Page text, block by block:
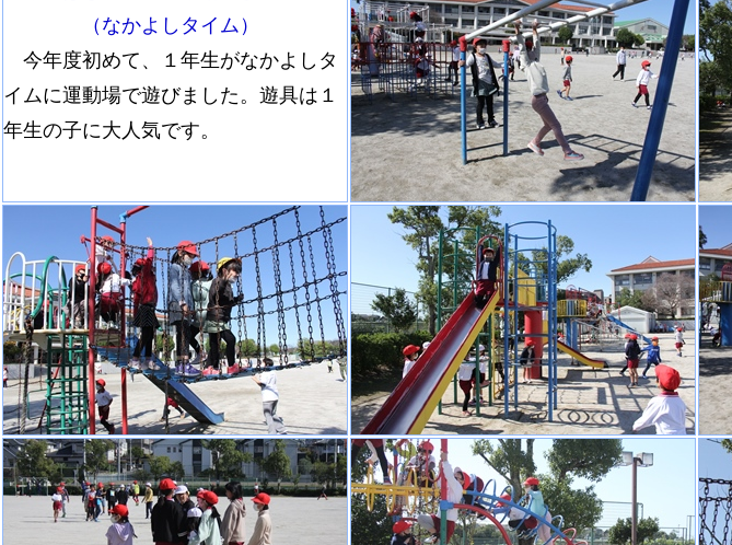
（なかよしタイム）
今年度初めて、１年生がなかよしタ
イムに運動場で遊びました。遊具は１
年生の子に大人気です。